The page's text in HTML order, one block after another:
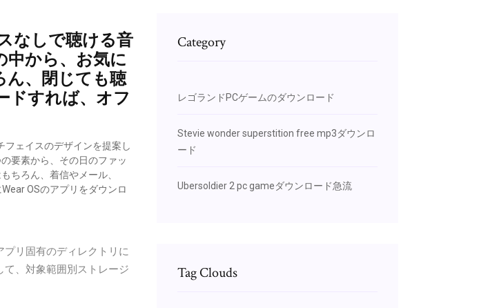
なしで聴ける音
中から、お気に
ん、閉じても聴
ドすれば、オフ
フェイスのデザインを提案し
要素から、その日のファッ
ちろん、着信やメール、
OSのアプリをダウンロ
リ固有のディレクトリに
、対象範囲別ストレージ
Category
レゴランドPCゲームのダウンロード
Stevie wonder superstition free mp3ダウンロ
ード
Ubersoldier 2 pc gameダウンロード急流
Tag Clouds